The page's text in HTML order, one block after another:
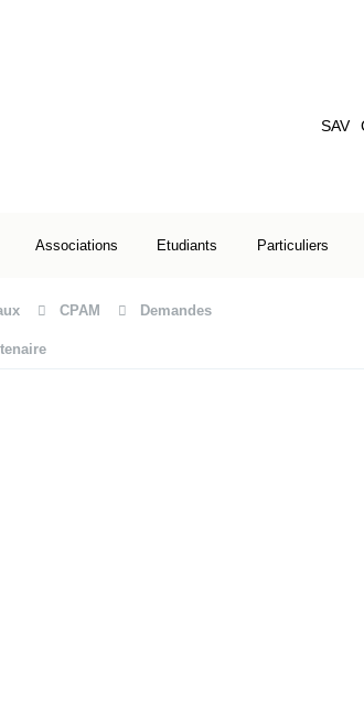
SAV
Associations Etudiants Particuliers
CPAM Demandes